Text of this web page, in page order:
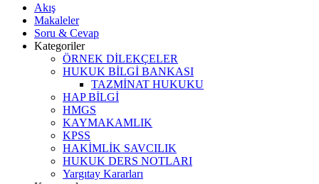
Akış
Makaleler
Soru & Cevap
Kategoriler
ÖRNEK DİLEKÇELER
HUKUK BİLGİ BANKASI
TAZMİNAT HUKUKU
HAP BİLGİ
HMGS
KAYMAKAMLIK
KPSS
HAKİMLİK SAVCILIK
HUKUK DERS NOTLARI
Yargıtay Kararları